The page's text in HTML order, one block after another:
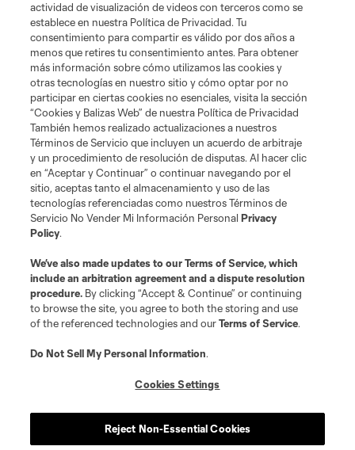
Shop
Matchday
Terms of Service
Privacy Policy
Do Not Sell or Share My Personal Information
Cookies Settings
©2026 MLS. The Major League Soccer and MLS name and shield are
registered trademarks of Major League Soccer, L.L.C. (“MLS”). The names
and logos of MLS teams are registered and/or common law trademarks of
is forbidden.
actividad de visualización de videos con terceros como se
establece en nuestra Política de Privacidad. Tu
consentimiento para compartir es válido por dos años a
menos que retires tu consentimiento antes. Para obtener
más información sobre cómo utilizamos las cookies y
otras tecnologías en nuestro sitio y cómo optar por no
participar en ciertas cookies no esenciales, visita la sección
“Cookies y Balizas Web” de nuestra Política de Privacidad
También hemos realizado actualizaciones a nuestros
Términos de Servicio que incluyen un acuerdo de arbitraje
y un procedimiento de resolución de disputas. Al hacer clic
en “Aceptar y Continuar” o continuar navegando por el
sitio, aceptas tanto el almacenamiento y uso de las
tecnologías referenciadas como nuestros Términos de
Servicio No Vender Mi Información PersonalPrivacy
Policy.
We’ve also made updates to ourTerms of Service, which
include an arbitration agreement and a dispute resolution
procedure. By clicking “Accept & Continue” or continuing
to browse the site, you agree to both the storing and use
of the referenced technologies and ourTerms of Service.
Do Not Sell My Personal Information.
Cookies Settings
Reject Non-Essential Cookies